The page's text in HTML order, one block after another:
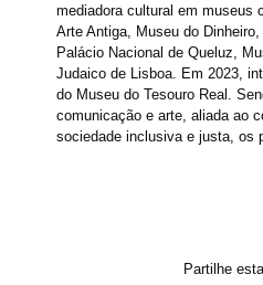
mediadora cultural em museus
Arte Antiga, Museu do
Palácio Nacional de Queluz,
Judaico de Lisboa. Em 2023,
do Museu do Tesouro Real.
comunicação e arte, aliada ao
sociedade inclusiva e justa, os
Partilhe